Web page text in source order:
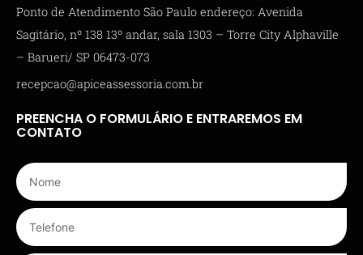
Ponto de Atendimento São Paulo endereço: Avenida
Sagitário, nº 138 13º andar, sala 1303 – Torre City Alphaville
– Barueri/ SP 06473-073
recepcao@apiceassessoria.com.br
PREENCHA O FORMULÁRIO E ENTRAREMOS EM
CONTATO